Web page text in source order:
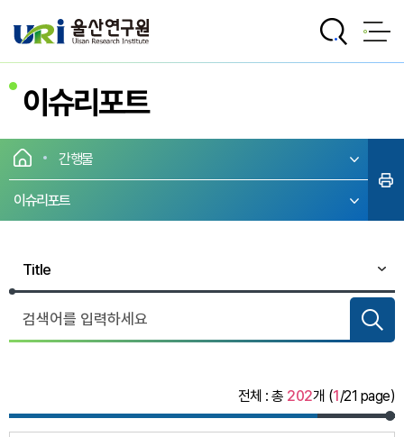
이슈리포트
간행물
이슈리포트
전체 : 총 202개 (1/21 page)